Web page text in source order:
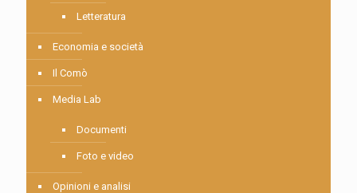
Letteratura
Economia e società
Il Comò
Media Lab
Documenti
Foto e video
Opinioni e analisi